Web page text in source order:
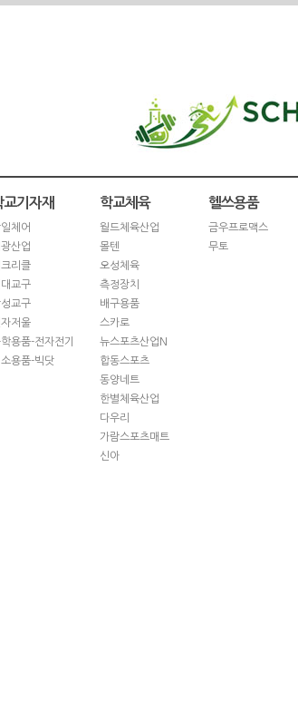
교기자재
체어
산업
크리클
대교구
교구
자저울
용품-전자전기
용품-빅닷
학교체육
월드체육산업
몰텐
오성체육
측정장치
배구용품
스카로
뉴스포츠산업N
합동스포츠
동양네트
한별체육산업
다우리
가람스포츠매트
신아
헬쓰용품
금우프로맥스
무토